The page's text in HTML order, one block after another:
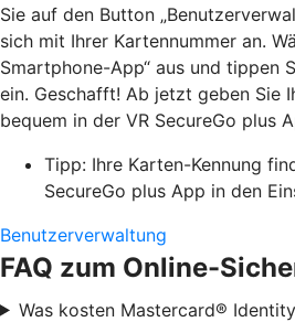
Sie auf den Button
sich mit Ihrer Kartennummer an.
Smartphone-App“ aus und tippen
ein. Geschafft! Ab jetzt geben Sie
bequem in der VR SecureGo plus
Tipp: Ihre Karten-Kennung
SecureGo plus App in den
Benutzerverwaltung
FAQ zum Online-
Was kosten Mastercard®